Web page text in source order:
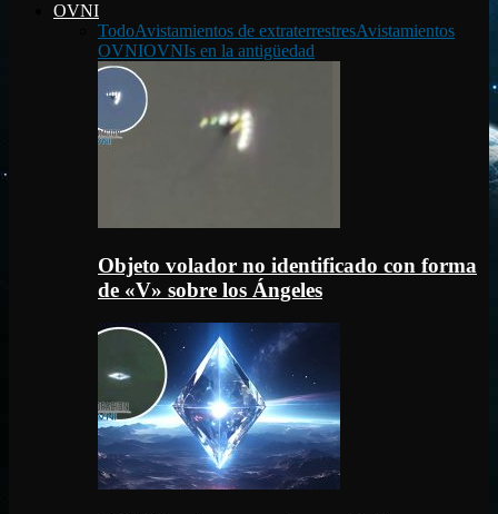
OVNI
TodoAvistamientos de extraterrestresAvistamientos
OVNIOVNIs en la antigüedad
Objeto volador no identificado con forma
de «V» sobre los Ángeles